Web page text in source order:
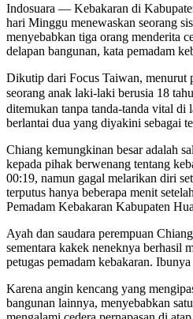
Indosuara — Kebakaran di
hari Minggu menewaskan seorang
menyebabkan tiga orang menderita
delapan bangunan, kata pemadam
Dikutip dari Focus Taiwan, menurut
seorang anak laki-laki berusia 18
ditemukan tanpa tanda-tanda vital di
berlantai dua yang diyakini sebagai
Chiang kemungkinan besar adalah
kepada pihak berwenang tentang
00:19, namun gagal melarikan diri
terputus hanya beberapa menit
Pemadam Kebakaran Kabupaten
Ayah dan saudara perempuan
sementara kakek neneknya berhasil
petugas pemadam kebakaran.
Karena angin kencang yang
bangunan lainnya, menyebabkan